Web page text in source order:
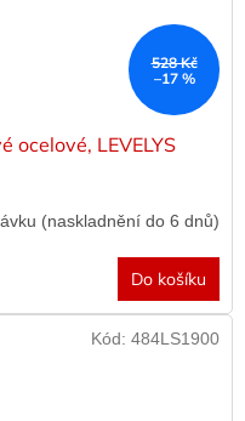
528 Kč
–17 %
ocelové, LEVELYS
(naskladnění do 6 dnů)
Do košíku
Kód: 484LS1900